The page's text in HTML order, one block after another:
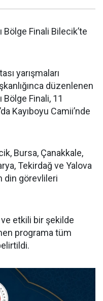
Bölge Finali Bilecik’te
yarışmaları
düzenlenen
Bölge Finali, 11
Kayıboyu Camii’nde
Bursa, Çanakkale,
Tekirdağ ve Yalova
din görevlileri
etkili bir şekilde
programa tüm